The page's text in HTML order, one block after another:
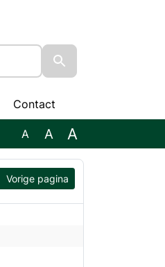
Contact
A A A
Vorige pagina